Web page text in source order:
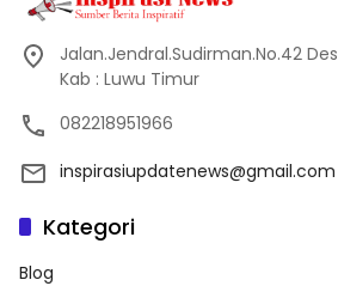
Jalan.Jendral.Sudirman.No.42
Kab : Luwu Timur
082218951966
inspirasiupdatenews@gmail.com
Kategori
Blog